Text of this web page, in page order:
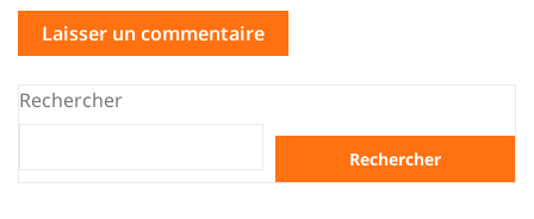
Rechercher
Rechercher